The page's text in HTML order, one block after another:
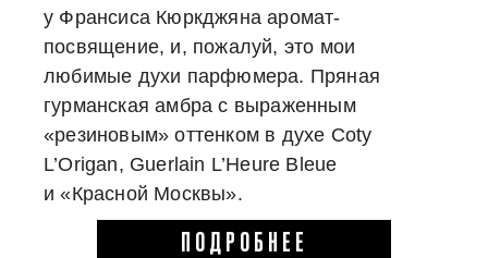
у Франсиса Кюркджяна аромат-
посвящение, и, пожалуй, это мои
любимые духи парфюмера. Пряная
гурманская амбра с выраженным
«резиновым» оттенком в духе Coty
L’Origan, Guerlain L’Heure Bleue
и «Красной Москвы».
ПОДРОБНЕЕ